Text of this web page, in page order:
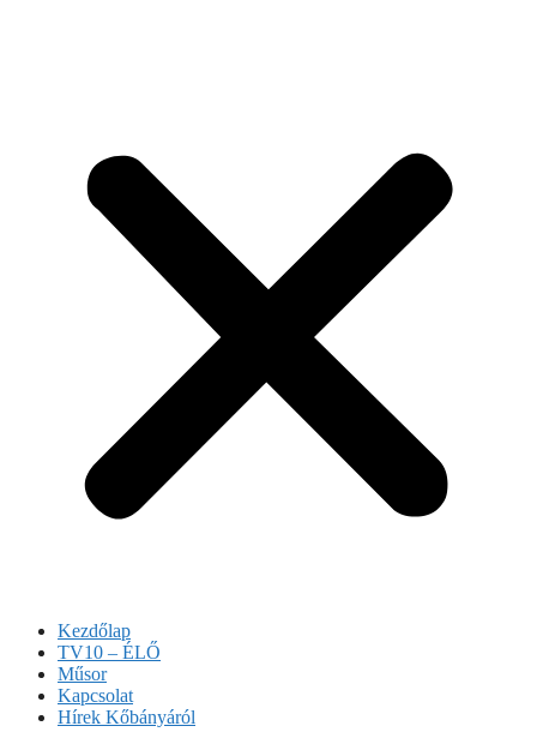
Kezdőlap
TV10 – ÉLŐ
Műsor
Kapcsolat
Hírek Kőbányáról